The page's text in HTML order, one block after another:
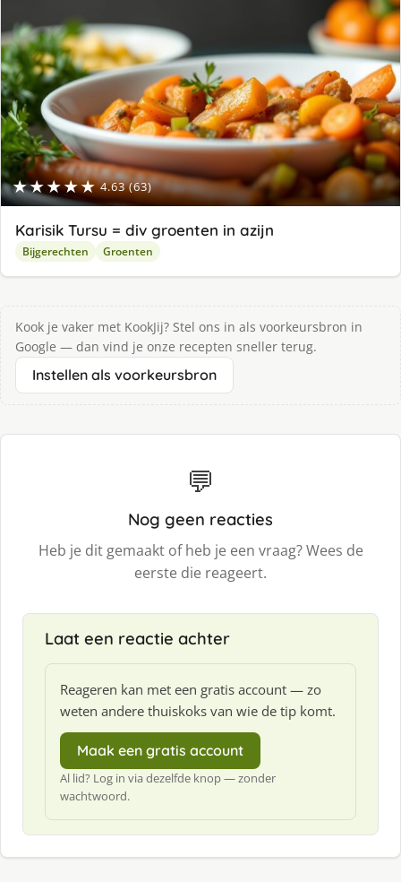
★★★★★ 4.63 (63)
Karisik Tursu = div groenten in azijn
Bijgerechten Groenten
Kook je vaker met KookJij? Stel ons in als voorkeursbron in
Google — dan vind je onze recepten sneller terug.
Instellen als voorkeursbron
💬
Nog geen reacties
Heb je dit gemaakt of heb je een vraag? Wees de
eerste die reageert.
Laat een reactie achter
Reageren kan met een gratis account — zo
weten andere thuiskoks van wie de tip komt.
Maak een gratis account
Al lid? Log in via dezelfde knop — zonder
wachtwoord.